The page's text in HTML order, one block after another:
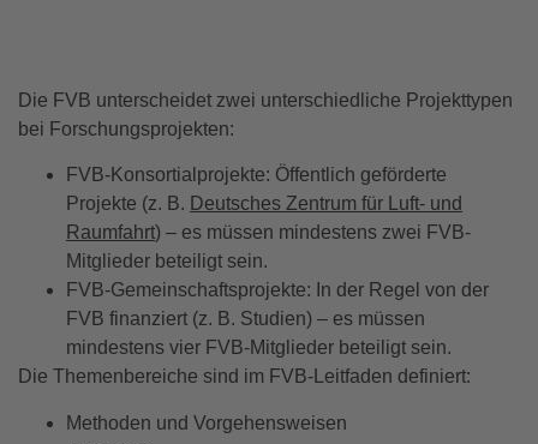
Die FVB unterscheidet zwei unterschiedliche Projekttypen
bei Forschungsprojekten:
FVB-Konsortialprojekte: Öffentlich geförderte
Projekte (z. B. Deutsches Zentrum für Luft- und
Raumfahrt) – es müssen mindestens zwei FVB-
Mitglieder beteiligt sein.
FVB-Gemeinschaftsprojekte: In der Regel von der
FVB finanziert (z. B. Studien) – es müssen
mindestens vier FVB-Mitglieder beteiligt sein.
Die Themenbereiche sind im FVB-Leitfaden definiert:
Methoden und Vorgehensweisen